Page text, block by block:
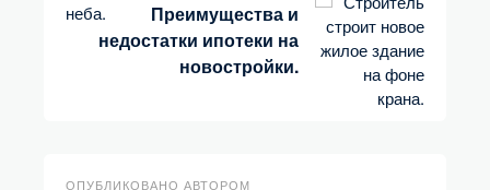
Преимущества и
недостатки ипотеки на
новостройки.
ОПУБЛИКОВАНО АВТОРОМ